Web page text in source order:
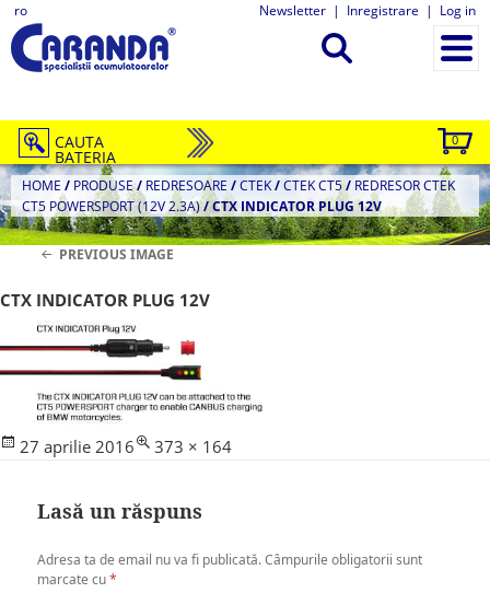
ro Newsletter | Inregistrare | Log in
0
CAUTA
BATERIA
HOME / PRODUSE/ REDRESOARE /CTEK/CTEK CT5/ REDRESOR CTEK
CT5 POWERSPORT (12V 2.3A)/CTX INDICATOR PLUG 12V
PREVIOUS IMAGE
CTX INDICATOR PLUG 12V
Posted
27 aprilie 2016
Full
373 × 164
Lasă un răspuns
Adresa ta de email nu va fi publicată. Câmpurile obligatorii sunt
marcate cu*